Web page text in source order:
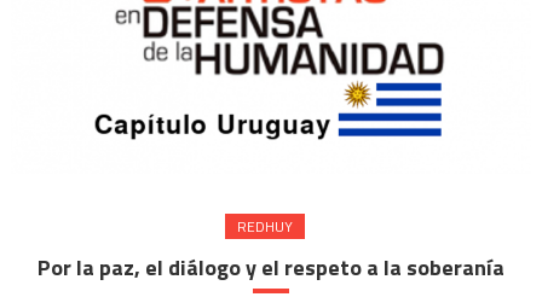
REDHUY
Por la paz, el diálogo y el respeto a la soberanía